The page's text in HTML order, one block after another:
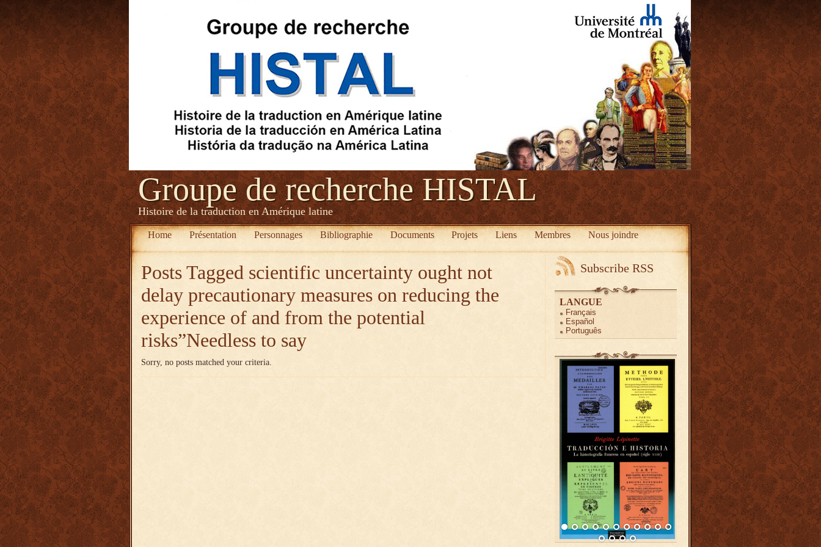
Groupe de recherche HISTAL
Histoire de la traduction en Amérique latine
Home Présentation Personnages Bibliographie Documents Projets Liens Membres Nous joindre
Posts Tagged scientific uncertainty ought not
delay precautionary measures on reducing the
experience of and from the potential
risks”Needless to say
Sorry, no posts matched your criteria.
Subscribe RSS
LANGUE
Français
Español
Português